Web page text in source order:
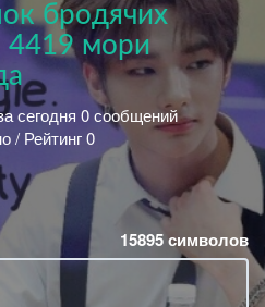
бродячих
4419 мори
сегодня 0 сообщений
/ Рейтинг 0
15895символов